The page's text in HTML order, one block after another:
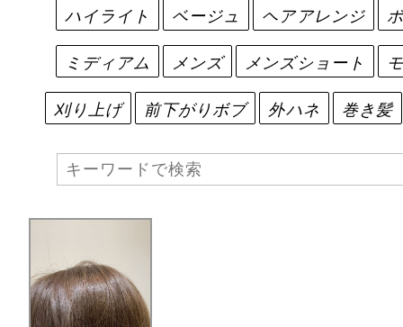
ハイライト ベージュ ヘアアレンジ
ミディアム メンズ メンズショート
刈り上げ 前下がりボブ 外ハネ 巻き髪